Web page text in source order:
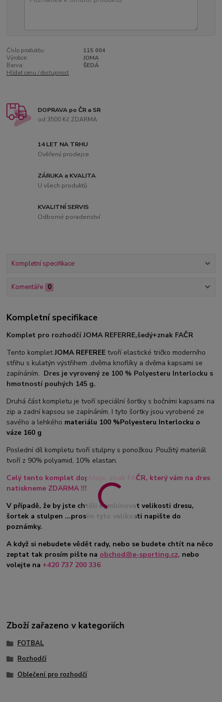
Číslo produktu:
115 004
Výrobce:
JOMA
Barva:
ŠEDÁ
Hlídat cenu / dostupnost
DOPRAVA po ČR a SR
od 3500 Kč ZDARMA
14 LET NA TRHU
Ověřený prodejce
ZÁRUKA a KVALITA
U všech produktů
KVALITNÍ SERVIS
Odborné poradenství
Kompletní specifikace
Komentáře 0
Kompletní specifikace
Komplet pro rozhodčí JOMA REFERRE,šedý+znak FAČR
Tento kompletJOMA REFEREE tvoří elastické tričko moderního
střihu s kulatýn výstřihem ,dvěma knoflíky a dvěma kapsami se
zapínáním. Dres je vyrovený ze 100 % Polyesteru Interlocku s
hmotností pouhých 145 g.
Druhá část kompletu je tvoří speciální šortky s bočními kapsami na
zip a zadní kapsou se zapínáním. I tyto šortky jsou vyrobené ze
savého a lehkého materiálu 100 %Polyesteru Interlocku o
váze 160 g
Poslední díl kompletu tvoří stulpny s ponožkou .Použitý materiál
tvoří z 90% polyamid, 10% elastan.
Celý tento komplet doplňuje znak FAČR, který vám na dres
natiskneme ZDARMA !!!
V případě, že by jste chtěli kombinovat velikosti dresu,
šortek a stulpen ...prosím tyto velikosti napište do
poznámky.
A když si nebudete vědět rady, nebo se budete chtít na něco
zeptat tak prosím pište na obchod@e-sporting.cz, nebo
volejte na +420 737 200 336
Zboží zařazeno v kategoriích
FOTBAL
Rozhodčí
Oblečení pro rozhodčí